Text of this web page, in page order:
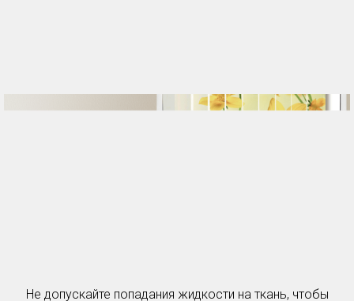
Не допускайте попадания жидкости на ткань, чтобы